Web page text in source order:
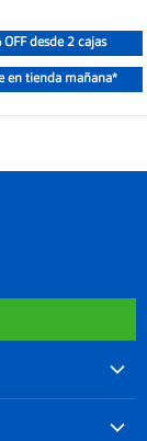
desde 2 cajas
en tienda mañana*